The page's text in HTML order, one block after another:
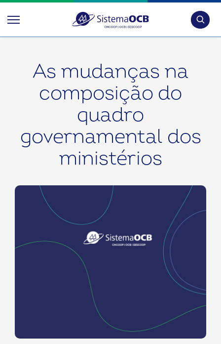
As mudanças na
composição do
quadro
governamental dos
ministérios